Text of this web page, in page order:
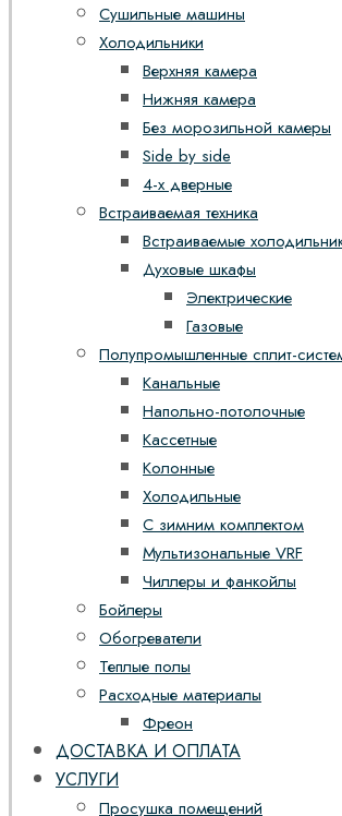
Сушильные машины
Холодильники
Верхняя камера
Нижняя камера
Без морозильной камеры
Side by side
4-х дверные
Встраиваемая техника
Встраиваемые
Духовые шкафы
Электрические
Газовые
Полупромышленные сплит-
Канальные
Напольно-потолочные
Кассетные
Колонные
Холодильные
С зимним комплектом
Мультизональные VRF
Чиллеры и фанкойлы
Бойлеры
Обогреватели
Теплые полы
Расходные материалы
Фреон
ДОСТАВКА И ОПЛАТА
УСЛУГИ
Просушка помещений